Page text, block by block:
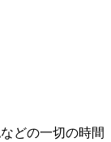
どの一切の時間